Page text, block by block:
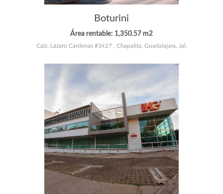
Boturini
Área rentable: 1,350.57 m2
Calz. Lázaro Cárdenas #3427 , Chapalita, Guadalajara, Jal.